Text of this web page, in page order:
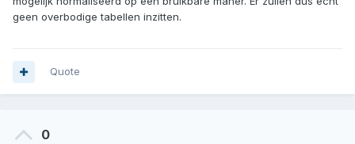
geen overbodige tabellen inzitten.
Quote
0